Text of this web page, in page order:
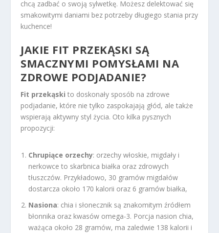
chcą zadbać o swoją sylwetkę. Możesz delektować się
smakowitymi daniami bez potrzeby długiego stania przy
kuchence!
JAKIE FIT PRZEKĄSKI SĄ
SMACZNYMI POMYSŁAMI NA
ZDROWE PODJADANIE?
Fit przekąski to doskonały sposób na zdrowe
podjadanie, które nie tylko zaspokajają głód, ale także
wspierają aktywny styl życia. Oto kilka pysznych
propozycji:
Chrupiące orzechy: orzechy włoskie, migdały i
nerkowce to skarbnica białka oraz zdrowych
tłuszczów. Przykładowo, 30 gramów migdałów
dostarcza około 170 kalorii oraz 6 gramów białka,
Nasiona: chia i słonecznik są znakomitym źródłem
błonnika oraz kwasów omega-3. Porcja nasion chia,
ważąca około 28 gramów, ma zaledwie 138 kalorii i